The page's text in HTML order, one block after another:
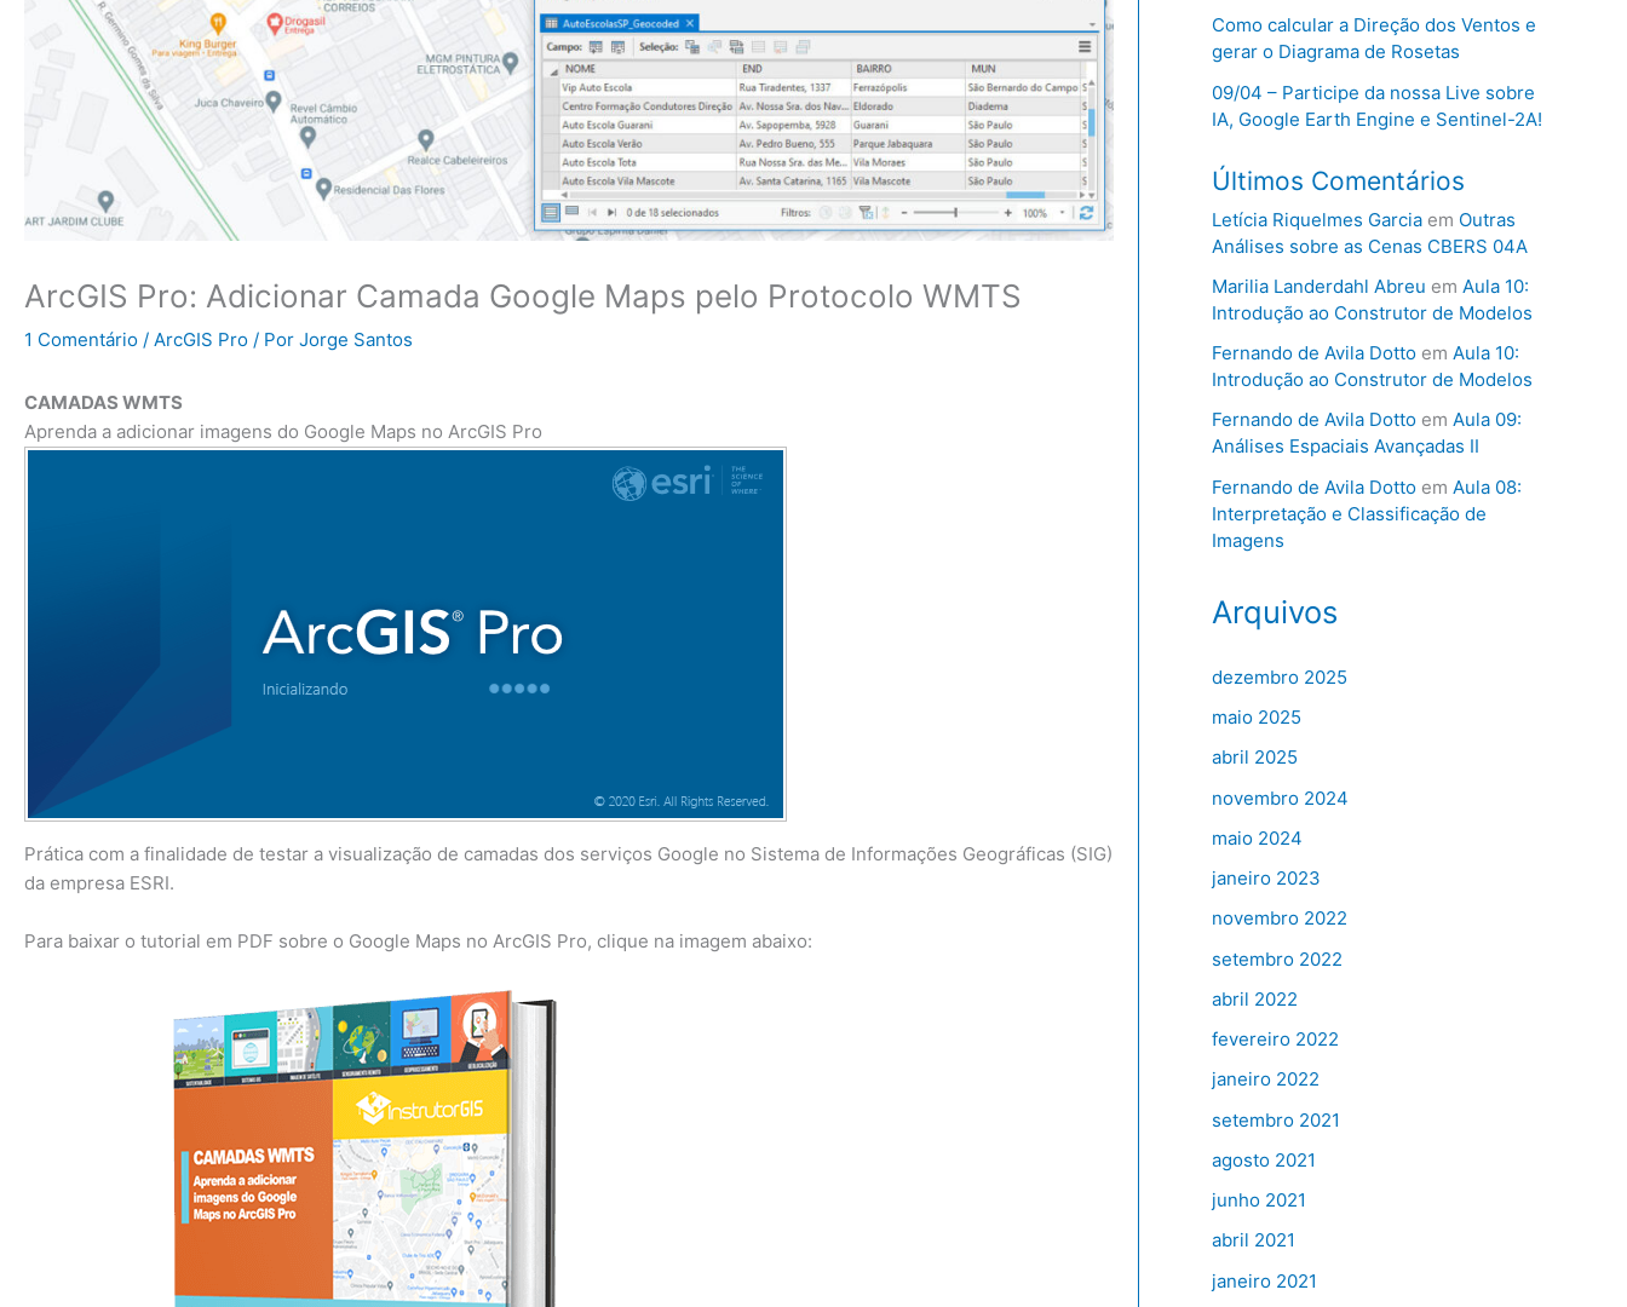
ArcGIS Pro: Adicionar Camada Google Maps pelo Protocolo WMTS
1 Comentário / ArcGIS Pro / Por Jorge Santos
CAMADAS WMTS
Aprenda a adicionar imagens do Google Maps no ArcGIS Pro
Prática com a finalidade de testar a visualização de camadas dos serviços Google no Sistema de Informações Geográficas (SIG)
da empresa ESRI.
Para baixar o tutorial em PDF sobre o Google Maps no ArcGIS Pro, clique na imagem abaixo:
Como calcular a Direção dos Ventos e
gerar o Diagrama de Rosetas
09/04 – Participe da nossa Live sobre
IA, Google Earth Engine e Sentinel-2A!
Últimos Comentários
Letícia Riquelmes Garciaem Outras
Análises sobre as Cenas CBERS 04A
Marilia Landerdahl Abreu em Aula 10:
Introdução ao Construtor de Modelos
Fernando de Avila Dottoem Aula 10:
Introdução ao Construtor de Modelos
Fernando de Avila Dottoem Aula 09:
Análises Espaciais Avançadas II
Fernando de Avila Dottoem Aula 08:
Interpretação e Classificação de
Imagens
Arquivos
dezembro 2025
maio 2025
abril 2025
novembro 2024
maio 2024
janeiro 2023
novembro 2022
setembro 2022
abril 2022
fevereiro 2022
janeiro 2022
setembro 2021
agosto 2021
junho 2021
abril 2021
janeiro 2021